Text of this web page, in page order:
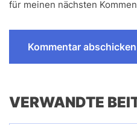
für meinen nächsten
VERWANDTE